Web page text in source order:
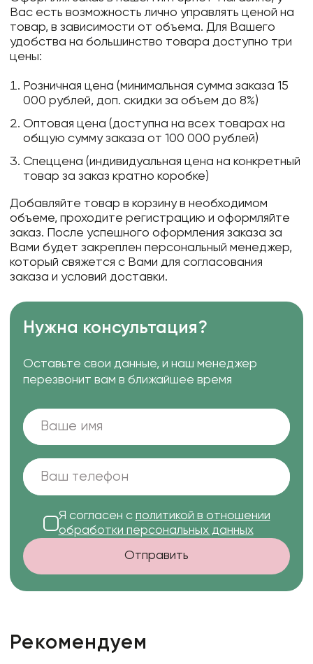
Вас есть возможность лично управлять ценой на
товар, в зависимости от объема. Для Вашего
удобства на большинство товара доступно три
цены:
Розничная цена (минимальная сумма заказа 15
000 рублей, доп. скидки за объем до 8%)
Оптовая цена (доступна на всех товарах на
общую сумму заказа от 100 000 рублей)
Спеццена (индивидуальная цена на конкретный
товар за заказ кратно коробке)
Добавляйте товар в корзину в необходимом
объеме, проходите регистрацию и оформляйте
заказ. После успешного оформления заказа за
Вами будет закреплен персональный менеджер,
который свяжется с Вами для согласования
заказа и условий доставки.
Нужна консультация?
Оставьте свои данные, и наш менеджер
перезвонит вам в ближайшее время
Я согласен с политикой в отношении
обработки персональных данных
Отправить
Рекомендуем